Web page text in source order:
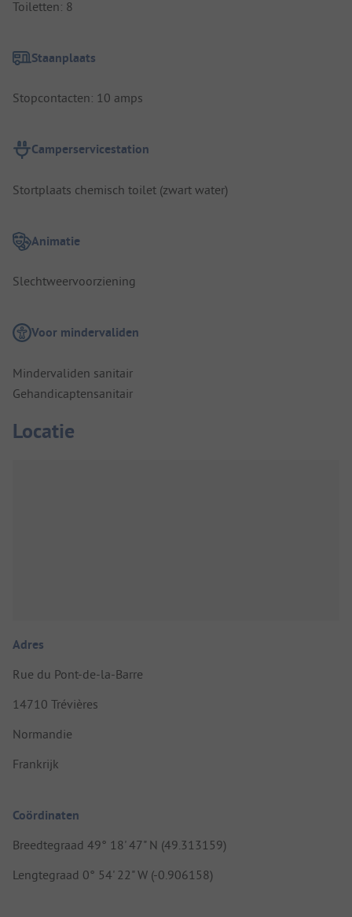
Toiletten: 8
Staanplaats
Stopcontacten: 10 amps
Camperservicestation
Stortplaats chemisch toilet (zwart water)
Animatie
Slechtweervoorziening
Voor mindervaliden
Mindervaliden sanitair
Gehandicaptensanitair
Locatie
Adres
Rue du Pont-de-la-Barre
14710 Trévières
Normandie
Frankrijk
Coördinaten
Breedtegraad 49° 18' 47" N (49.313159)
Lengtegraad 0° 54' 22" W (-0.906158)